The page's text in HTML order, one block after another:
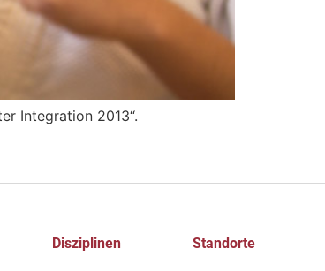
Integration 2013“.
Disziplinen Standorte